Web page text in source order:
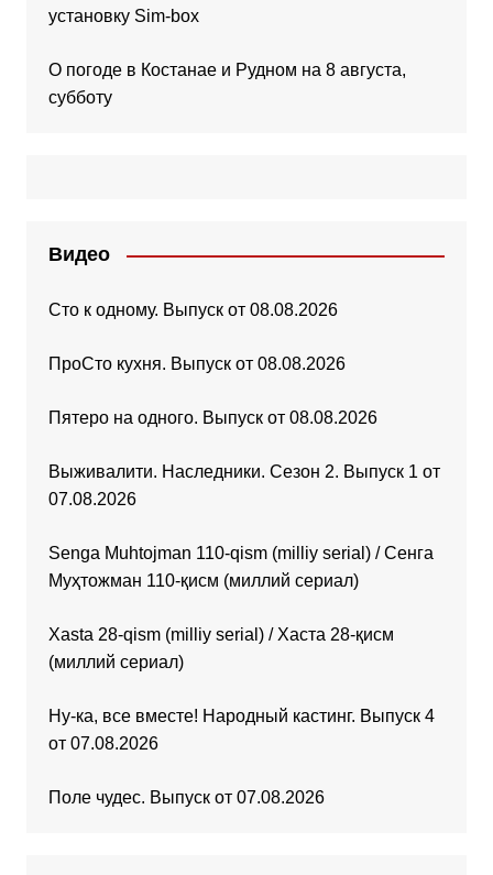
установку Sim-box
О погоде в Костанае и Рудном на 8 августа,
субботу
Видео
Сто к одному. Выпуск от 08.08.2026
ПроСто кухня. Выпуск от 08.08.2026
Пятеро на одного. Выпуск от 08.08.2026
Выживалити. Наследники. Сезон 2. Выпуск 1 от
07.08.2026
Senga Muhtojman 110-qism (milliy serial) / Сенга
Муҳтожман 110-қисм (миллий сериал)
Xasta 28-qism (milliy serial) / Хаста 28-қисм
(миллий сериал)
Ну-ка, все вместе! Народный кастинг. Выпуск 4
от 07.08.2026
Поле чудес. Выпуск от 07.08.2026